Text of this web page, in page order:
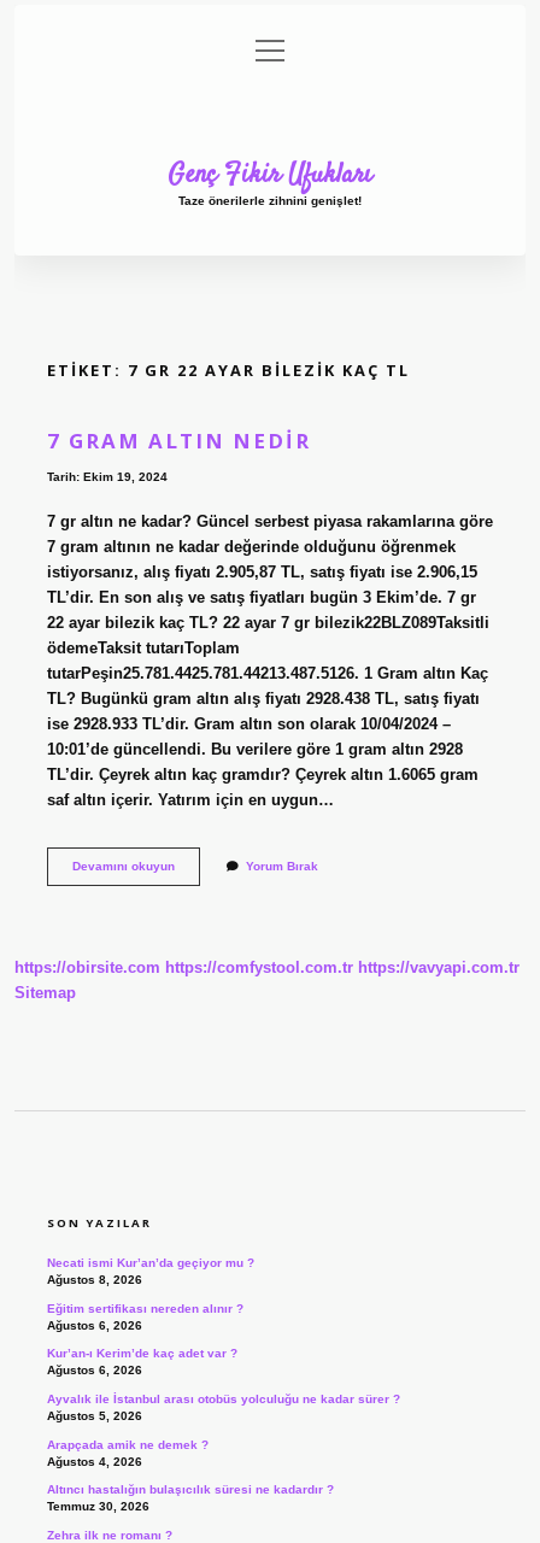
Gizlilik Politikası
menüyü
aç
Genç Fikir Ufukları
Taze önerilerle zihnini genişlet!
ETIKET: 7 GR 22 AYAR BILEZIK KAÇ TL
7 GRAM ALTIN NEDIR
Tarih: Ekim 19, 2024
7 gr altın ne kadar? Güncel serbest piyasa rakamlarına göre
7 gram altının ne kadar değerinde olduğunu öğrenmek
istiyorsanız, alış fiyatı 2.905,87 TL, satış fiyatı ise 2.906,15
TL’dir. En son alış ve satış fiyatları bugün 3 Ekim’de. 7 gr
22 ayar bilezik kaç TL? 22 ayar 7 gr bilezik22BLZ089Taksitli
ödemeTaksit tutarıToplam
tutarPeşin25.781.4425.781.44213.487.5126. 1 Gram altın Kaç
TL? Bugünkü gram altın alış fiyatı 2928.438 TL, satış fiyatı
ise 2928.933 TL’dir. Gram altın son olarak 10/04/2024 –
10:01’de güncellendi. Bu verilere göre 1 gram altın 2928
TL’dir. Çeyrek altın kaç gramdır? Çeyrek altın 1.6065 gram
saf altın içerir. Yatırım için en uygun…
Devamını okuyun7
Yorum Bırak
https://obirsite.com https://comfystool.com.tr https://vavyapi.com.tr
Sitemap
SON YAZILAR
Necati ismi Kur’an’da geçiyor mu ?
Ağustos 8, 2026
Eğitim sertifikası nereden alınır ?
Ağustos 6, 2026
Kur’an-ı Kerim’de kaç adet var ?
Ağustos 6, 2026
Ayvalık ile İstanbul arası otobüs yolculuğu ne kadar sürer ?
Ağustos 5, 2026
Arapçada amik ne demek ?
Ağustos 4, 2026
Altıncı hastalığın bulaşıcılık süresi ne kadardır ?
Temmuz 30, 2026
Zehra ilk ne romanı ?